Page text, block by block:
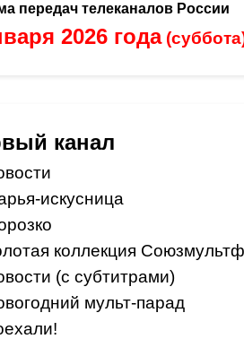
передач телеканалов России
2026 года
канал
искусница
коллекция
(с субтитрами)
мульт-парад